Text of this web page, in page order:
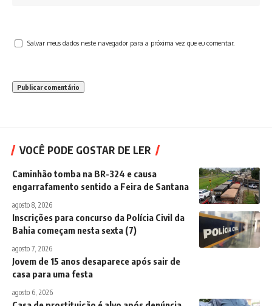
Salvar meus dados neste navegador para a próxima vez que eu comentar.
VOCÊ PODE GOSTAR DE LER
Caminhão tomba na BR-324 e causa
engarrafamento sentido a Feira de Santana
agosto 8, 2026
Inscrições para concurso da Polícia Civil da
Bahia começam nesta sexta (7)
agosto 7, 2026
Jovem de 15 anos desaparece após sair de
casa para uma festa
agosto 6, 2026